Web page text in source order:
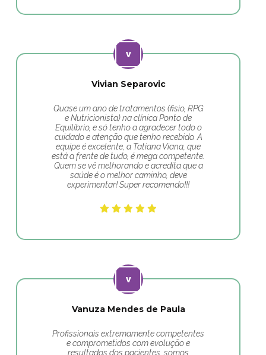
Vivian Separovic
Quase um ano de tratamentos (fisio, RPG
e Nutricionista) na clínica Ponto de
Equilíbrio, e só tenho a agradecer todo o
cuidado e atenção que tenho recebido. A
equipe é excelente, a Tatiana Viana, que
está a frente de tudo, é mega competente.
Quem se vê melhorando e acredita que a
saúde é o melhor caminho, deve
experimentar! Super recomendo!!!
Vanuza Mendes de Paula
Profissionais extremamente competentes
e comprometidos com evolução e
resultados dos pacientes, somos